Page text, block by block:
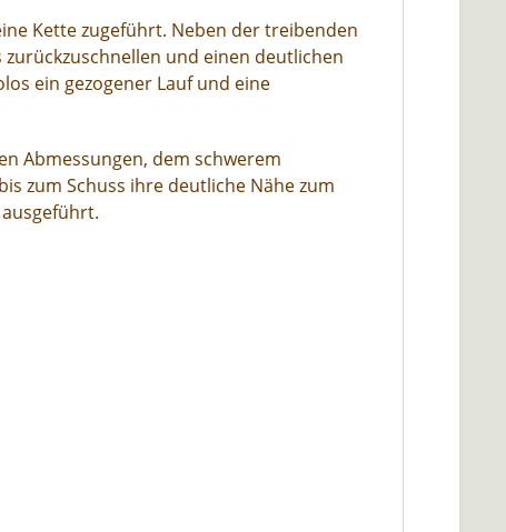
Kette zugeführt. Neben der treibenden
zurückzuschnellen und einen deutlichen
ein gezogener Lauf und eine
Abmessungen, dem schwerem
zum Schuss ihre deutliche Nähe zum